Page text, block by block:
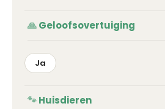
Geloofsovertuiging
Ja
Huisdieren